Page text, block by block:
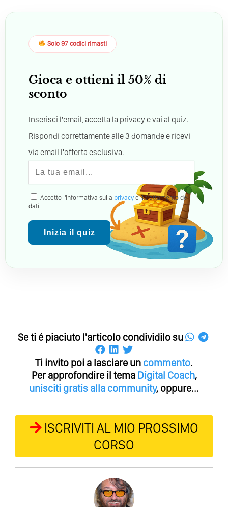
Solo 97 codici rimasti
Gioca e ottieni il 50% di
sconto
Inserisci l'email, accetta la privacy e vai al quiz.
Rispondi correttamente alle 3 domande e ricevi
via email l'offerta esclusiva.
Accetto l'informativa sulla privacy e il trattamento dei
dati
Inizia il quiz
Se ti é piaciuto l'articolo condividilo su
Ti invito poi a lasciare un commento.
Per approfondire il tema Digital Coach,
unisciti gratis alla community, oppure...
ISCRIVITI AL MIO PROSSIMO
CORSO